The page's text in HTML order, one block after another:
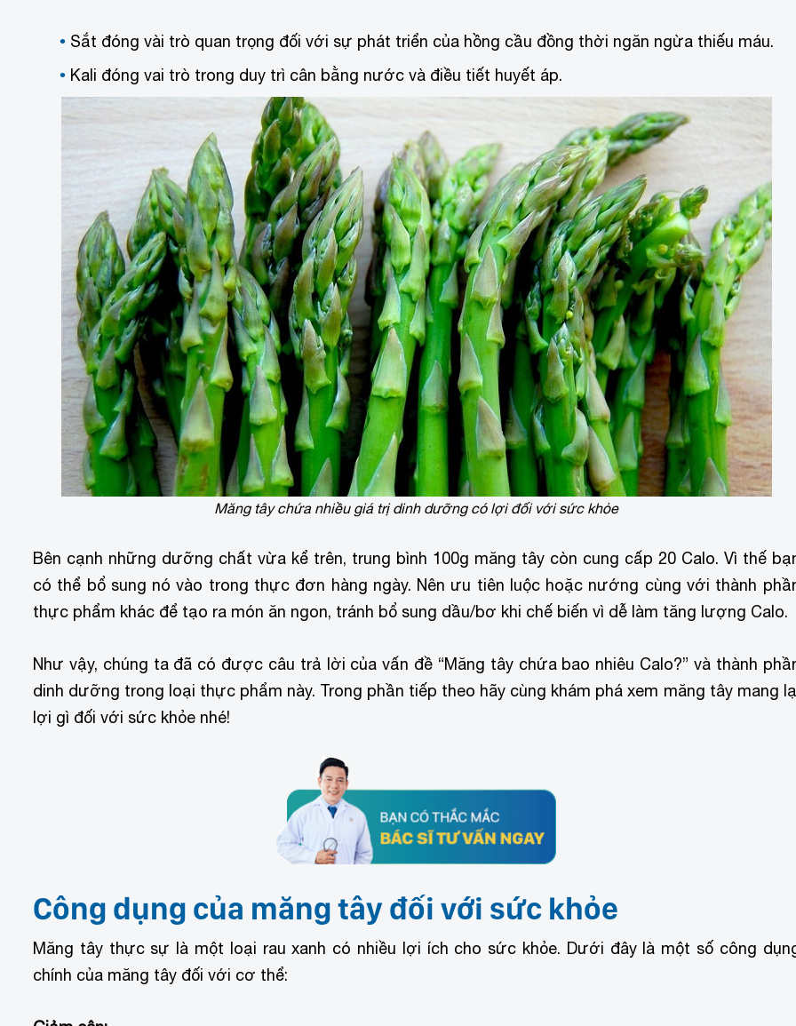
Sắt đóng vài trò quan trọng đối với sự phát triển của hồng cầu đồng thời ngăn ngừa thiếu máu.
Kali đóng vai trò trong duy trì cân bằng nước và điều tiết huyết áp.
Măng tây chứa nhiều giá trị dinh dưỡng có lợi đối với sức khỏe
Bên cạnh những dưỡng chất vừa kể trên, trung bình 100g măng tây còn cung cấp 20 Calo. Vì thế
có thể bổ sung nó vào trong thực đơn hàng ngày. Nên ưu tiên luộc hoặc nướng cùng với thành
thực phẩm khác để tạo ra món ăn ngon, tránh bổ sung dầu/bơ khi chế biến vì dễ làm tăng lượng Calo.
Như vậy, chúng ta đã có được câu trả lời của vấn đề “Măng tây chứa bao nhiêu Calo?” và thành
dinh dưỡng trong loại thực phẩm này. Trong phần tiếp theo hãy cùng khám phá xem măng tây mang
lợi gì đối với sức khỏe nhé!
Công dụng của măng tây đối với sức khỏe
Măng tây thực sự là một loại rau xanh có nhiều lợi ích cho sức khỏe. Dưới đây là một số công
chính của măng tây đối với cơ thể: